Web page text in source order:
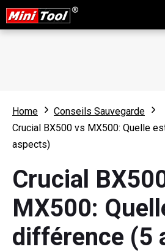
Home
Conseils Sauvegarde
Crucial BX500 vs MX500: Quelle
aspects)
Crucial
MX500:
différence (5